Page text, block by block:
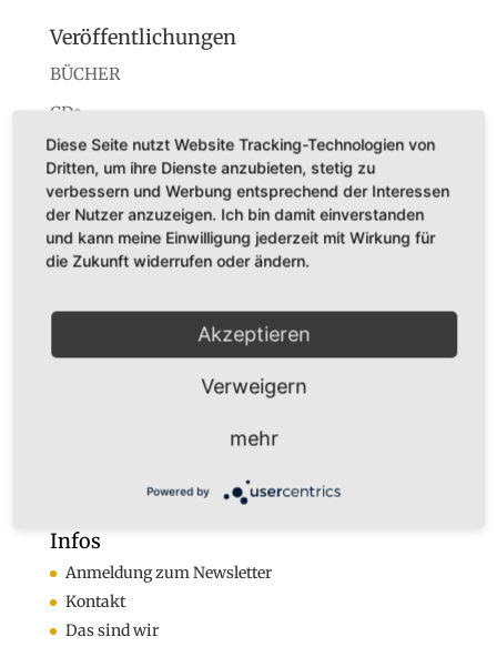
Veröffentlichungen
BÜCHER
CDs
Konzerte
Startseite
Dr. Karl Adamek
Augustastr. 32
Infos
Anmeldung zum Newsletter
Kontakt
Das sind wir
Diese Seite nutzt Website Tracking-Technologien von
Dritten, um ihre Dienste anzubieten, stetig zu
verbessern und Werbung entsprechend der Interessen
der Nutzer anzuzeigen. Ich bin damit einverstanden
und kann meine Einwilligung jederzeit mit Wirkung für
die Zukunft widerrufen oder ändern.
Akzeptieren
Verweigern
mehr
Powered by